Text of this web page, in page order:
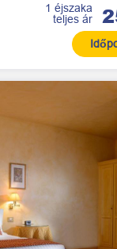
1 éjszaka
teljes ár